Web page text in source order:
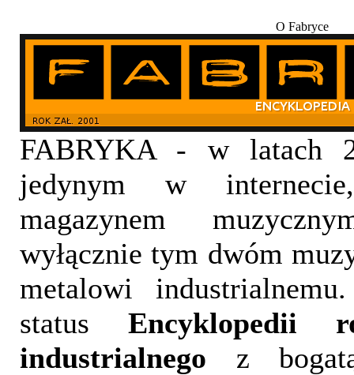
O Fabryce
FABRYKA - w latach
jedynym w
magazynem
wyłącznie tym dwóm
metalowi
status Encyklopedii
industrialnego z